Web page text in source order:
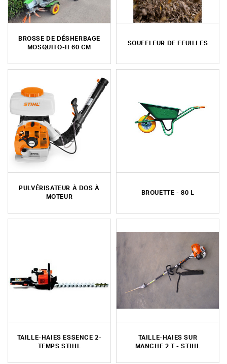
BROSSE DE DÉSHERBAGE
MOSQUITO-II 60 CM
SOUFFLEUR DE FEUILLES
PULVÉRISATEUR À DOS À
MOTEUR
BROUETTE - 80 L
TAILLE-HAIES ESSENCE 2-
TEMPS STIHL
TAILLE-HAIES SUR
MANCHE 2 T - STIHL